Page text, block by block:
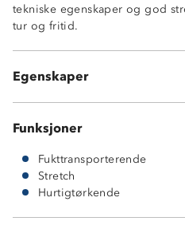
tekniske egenskaper og god
tur og fritid.
Egenskaper
Svært god stretch
Funksjoner
Fukttransporterende
Stretch
Hurtigtørkende